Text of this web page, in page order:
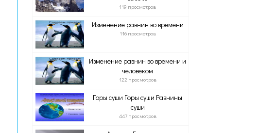
119 просмотров
Изменение равнин во времени
116 просмотров
Изменение равнин во времени и
человеком
122 просмотров
Горы суши Горы суши Равнины
суши
447 просмотров